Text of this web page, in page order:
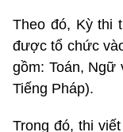
Theo đó, Kỳ thi
được tổ chức
gồm: Toán, Ngữ
Tiếng Pháp).
Trong đó, thi